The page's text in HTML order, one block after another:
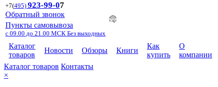
+7(495) 923-99-07
Обратный звонок
Пункты самовывоза
с 09.00 до 21.00 МСК Без выходных
Каталог
товаров
Новости Обзоры Книги
Как
купить
О
компании
Каталог товаров Контакты
×